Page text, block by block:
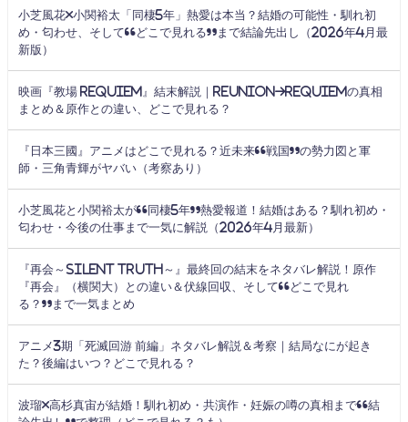
小芝風花×小関裕太「同棲5年」熱愛は本当？結婚の可能性・馴れ初
め・匂わせ、そして“どこで見れる”まで結論先出し（2026年4月最
新版）
映画『教場 Requiem』結末解説｜Reunion→Requiemの真相
まとめ＆原作との違い、どこで見れる？
『日本三國』アニメはどこで見れる？近未来“戦国”の勢力図と軍
師・三角青輝がヤバい（考察あり）
小芝風花と小関裕太が“同棲5年”熱愛報道！結婚はある？馴れ初め・
匂わせ・今後の仕事まで一気に解説（2026年4月最新）
『再会～Silent Truth～』最終回の結末をネタバレ解説！原作
『再会』（横関大）との違い＆伏線回収、そして“どこで見れ
る？”まで一気まとめ
アニメ3期「死滅回游 前編」ネタバレ解説＆考察｜結局なにが起き
た？後編はいつ？どこで見れる？
波瑠×高杉真宙が結婚！馴れ初め・共演作・妊娠の噂の真相まで“結